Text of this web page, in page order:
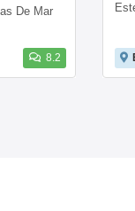
De Mar
8.2